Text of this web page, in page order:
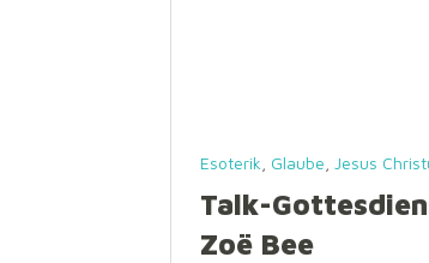
Esoterik Glaube Jesus
Talk-
Zoë Bee